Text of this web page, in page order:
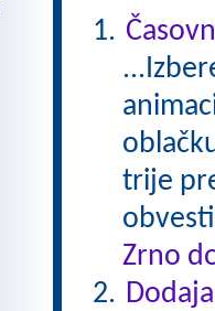
trije
Zrno